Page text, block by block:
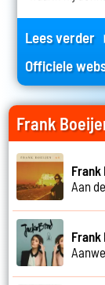
Lees verder
Officiele
Frank
Frank
Aan
Frank